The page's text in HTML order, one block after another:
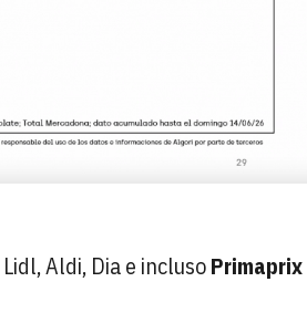
Aldi, Dia e inclusoPrimaprix